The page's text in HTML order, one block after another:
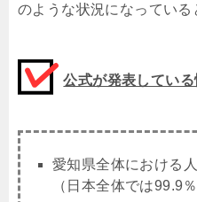
のような状況になっている
公式が発表してい
愛知県全体における
（日本全体では99.9％